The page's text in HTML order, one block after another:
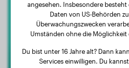
Quinn
angesehen. Insbesondere besteht
Daten von US-Behörden
Überwachungszwecken
Umständen ohne die Möglichkeit
Du bist unter 16 Jahre alt? Dann
Services einwilligen. Du